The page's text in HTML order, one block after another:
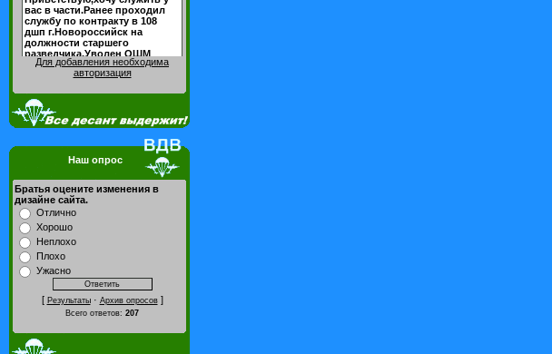
Для добавления необходима
авторизация
Наш опрос
Братья оцените изменения в
дизайне сайта.
Отлично
Хорошо
Неплохо
Плохо
Ужасно
[ Результаты· Архив опросов]
Всего ответов: 207